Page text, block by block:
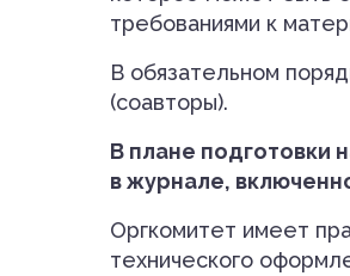
требованиями к
В обязательном
(соавторы).
В плане подготовки
в журнале,
Оргкомитет имеет
технического